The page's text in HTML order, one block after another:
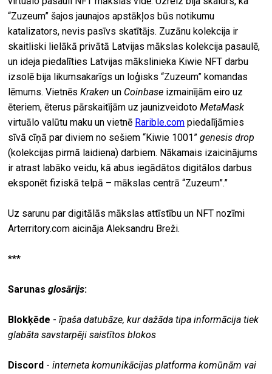
“Zuzeum” šajos jaunajos apstākļos būs notikumu
katalizators, nevis pasīvs skatītājs. Zuzānu kolekcija ir
skaitliski lielākā privātā Latvijas mākslas kolekcija pasaulē,
un ideja piedalīties Latvijas mākslinieka Kiwie NFT darbu
izsolē bija likumsakarīgs un loģisks “Zuzeum” komandas
lēmums. VietnēsKraken un Coinbase izmainījām eiro uz
ēteriem, ēterus pārskaitījām uz jaunizveidotoMetaMask
virtuālo valūtu maku un vietnē Rarible.com piedalījāmies
sīvā cīņā par diviem no sešiem “Kiwie 1001”genesis drop
(kolekcijas pirmā laidiena) darbiem. Nākamais izaicinājums
ir atrast labāko veidu, kā abus iegādātos digitālos darbus
eksponēt fiziskā telpā – mākslas centrā “Zuzeum”.”
Uz sarunu par digitālās mākslas attīstību un NFT nozīmi
Arterritory.com aicināja Aleksandru Breži.
***
Sarunasglosārijs:
Blokķēde -īpaša datubāze, kur dažāda tipa informācija tiek
glabāta savstarpēji saistītos blokos
Discord -interneta komunikācijas platforma komūnām vai